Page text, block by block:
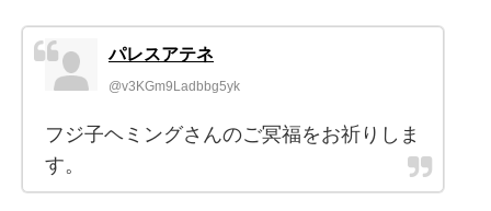
パレスアテネ
@v3KGm9Ladbbg5yk
フジ子ヘミングさんのご冥福をお祈りしま
す。